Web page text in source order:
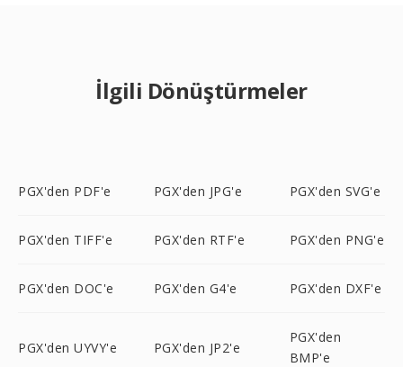
İlgili Dönüştürmeler
PGX'den PDF'e PGX'den JPG'e PGX'den SVG'e
PGX'den TIFF'e PGX'den RTF'e PGX'den PNG'e
PGX'den DOC'e PGX'den G4'e PGX'den DXF'e
PGX'den UYVY'e PGX'den JP2'e
PGX'den
BMP'e